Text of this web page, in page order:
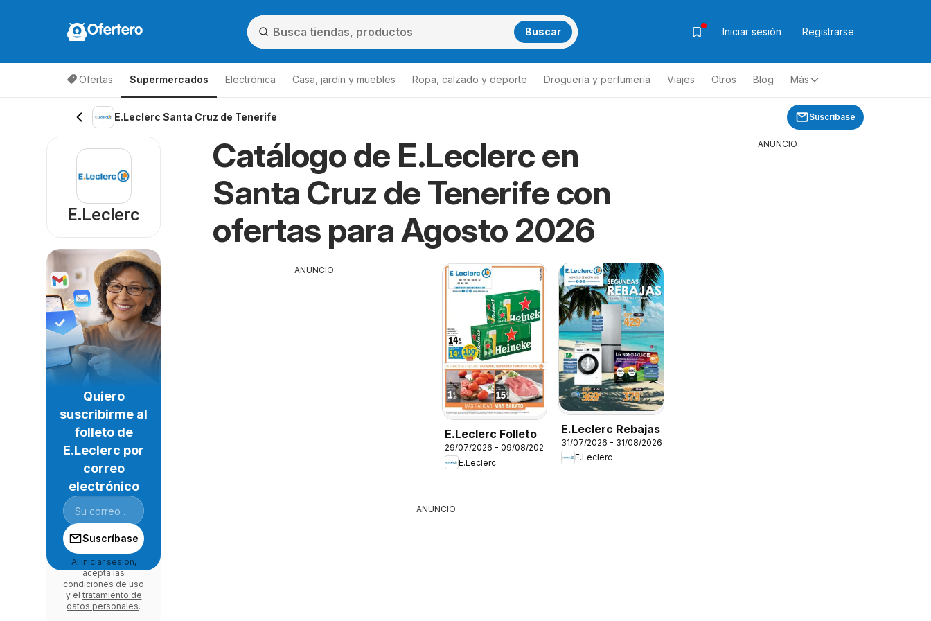
Ofertero Buscar Iniciar sesión Registrarse
Ofertas Supermercados Electrónica Casa, jardín y muebles Ropa, calzado y deporte Droguería y perfumería Viajes Otros Blog Más
E.Leclerc Santa Cruz de Tenerife Suscríbase
Catálogo de E.Leclerc en
Santa Cruz de Tenerife con
ofertas para Agosto 2026
ANUNCIO
E.Leclerc Folleto
29/07/2026 - 09/08/2026
E.Leclerc
E.Leclerc Rebajas
31/07/2026 - 31/08/2026
E.Leclerc
ANUNCIO
E.Leclerc
Quiero
suscribirme al
folleto de
E.Leclerc por
correo
electrónico
Suscríbase
Al iniciar sesión,
acepta las
condiciones de uso
y el tratamiento de
datos personales.
ANUNCIO